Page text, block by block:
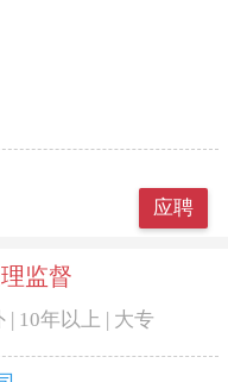
应聘
监督
| 10年以上 | 大专